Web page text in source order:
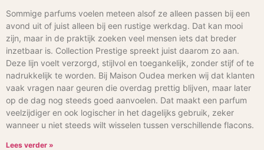
Sommige parfums voelen meteen alsof ze alleen passen bij een
avond uit of juist alleen bij een rustige werkdag. Dat kan mooi
zijn, maar in de praktijk zoeken veel mensen iets dat breder
inzetbaar is. Collection Prestige spreekt juist daarom zo aan.
Deze lijn voelt verzorgd, stijlvol en toegankelijk, zonder stijf of te
nadrukkelijk te worden. Bij Maison Oudea merken wij dat klanten
vaak vragen naar geuren die overdag prettig blijven, maar later
op de dag nog steeds goed aanvoelen. Dat maakt een parfum
veelzijdiger en ook logischer in het dagelijks gebruik, zeker
wanneer u niet steeds wilt wisselen tussen verschillende flacons.
Lees verder »